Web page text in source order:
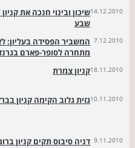
14.12.2010שיכון ובינוי חנכה את
שבע
7.12.2010 המשביר הפסידה בעליון:
מתחרה לסופר-פארם בגרנד
18.11.2010קניון צמרת
10.11.2010גזית גלוב הקימה קניון
9.11.2010 דניה סיבוס תקים קניון ברומניה ב-100